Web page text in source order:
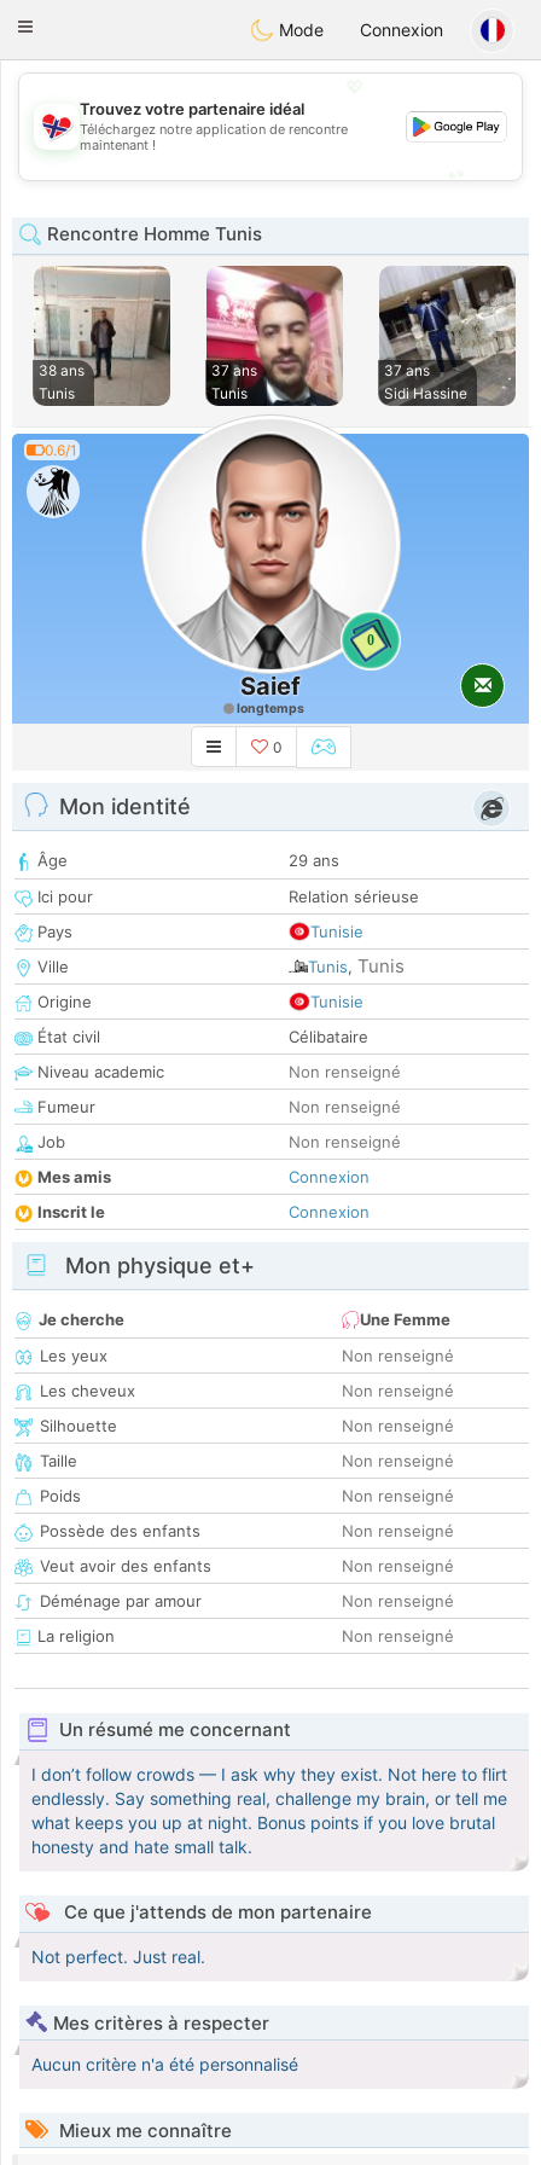
EkteNordmenn
Toggle
Mode Connexion
💖
💕
Trouvez votre partenaire idéal
Téléchargez notre application de rencontre
maintenant !
Rencontre Homme Tunis
38 ans
Tunis
37 ans
Tunis
37 ans
Sidi Hassine
0.6/1
0
Saief
longtemps
0
Mon identité
Âge
29 ans
Ici pour
Relation sérieuse
Pays
Tunisie
Ville
Tunis, Tunis
Origine
Tunisie
État civil
Célibataire
Niveau academic
Non renseigné
Fumeur
Non renseigné
Job
Non renseigné
Mes amis
Connexion
Inscrit le
Connexion
Mon physique et+
Je cherche
Une Femme
Les yeux
Non renseigné
Les cheveux
Non renseigné
Silhouette
Non renseigné
Taille
Non renseigné
Poids
Non renseigné
Possède des enfants
Non renseigné
Veut avoir des enfants
Non renseigné
Déménage par amour
Non renseigné
La religion
Non renseigné
Un résumé me concernant
I don’t follow crowds — I ask why they exist. Not here to flirt
endlessly. Say something real, challenge my brain, or tell me
what keeps you up at night. Bonus points if you love brutal
honesty and hate small talk.
Ce que j'attends de mon partenaire
Not perfect. Just real.
Mes critères à respecter
Aucun critère n'a été personnalisé
Mieux me connaître